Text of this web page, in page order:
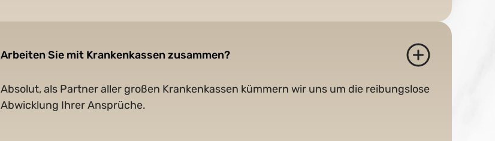
Arbeiten Sie mit Krankenkassen zusammen?
Absolut, als Partner aller großen Krankenkassen kümmern wir uns um die reibungslose
Abwicklung Ihrer Ansprüche.